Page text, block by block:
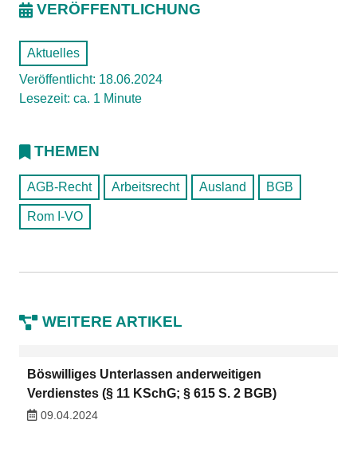
VERÖFFENTLICHUNG
Aktuelles
Veröffentlicht: 18.06.2024
Lesezeit: ca. 1 Minute
THEMEN
AGB-Recht Arbeitsrecht Ausland BGB
Rom I-VO
WEITERE ARTIKEL
Böswilliges Unterlassen anderweitigen
Verdienstes (§ 11 KSchG; § 615 S. 2 BGB)
09.04.2024